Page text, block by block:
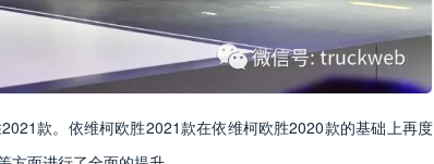
款。依维柯欧胜2021款在依维柯欧胜2020款的基础上再度